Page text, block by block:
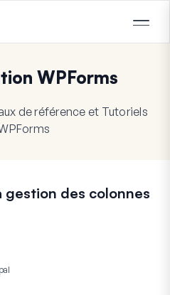
WPForms
de référence et Tutoriels
des colonnes